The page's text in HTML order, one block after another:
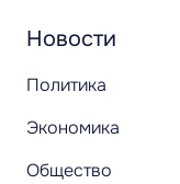
Новости
Политика
Экономика
Общество